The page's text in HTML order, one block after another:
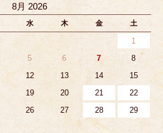
8月 2026
水 木 金 土
1
5 6 7
8
12 13 14
15
19 20 21
22
26 27 28
29